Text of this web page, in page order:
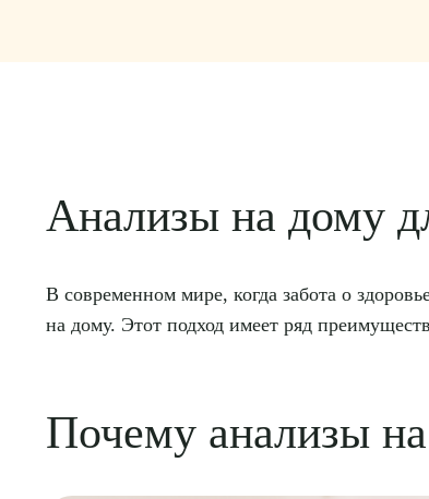
Анализы на дому
В современном мире, когда забота о
на дому. Этот подход имеет ряд
Почему анализы